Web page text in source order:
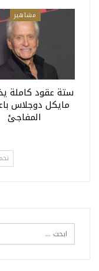
مشاهير
ستة عقود كاملة
مايكل دوجلاس
المفاجئ